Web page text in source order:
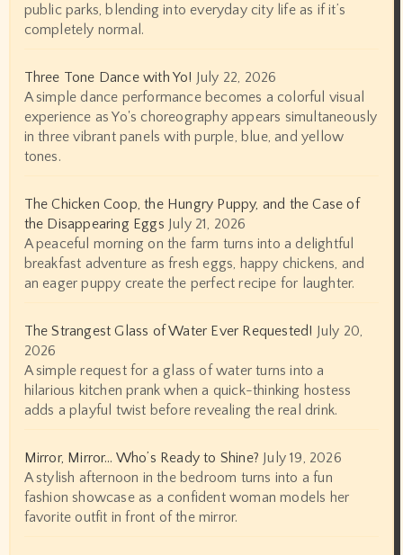
public parks, blending into everyday city life as if it’s
completely normal.
Three Tone Dance with Yo! July 22, 2026
A simple dance performance becomes a colorful visual
experience as Yo's choreography appears simultaneously
in three vibrant panels with purple, blue, and yellow
tones.
The Chicken Coop, the Hungry Puppy, and the Case of
the Disappearing Eggs July 21, 2026
A peaceful morning on the farm turns into a delightful
breakfast adventure as fresh eggs, happy chickens, and
an eager puppy create the perfect recipe for laughter.
The Strangest Glass of Water Ever Requested! July 20,
2026
A simple request for a glass of water turns into a
hilarious kitchen prank when a quick-thinking hostess
adds a playful twist before revealing the real drink.
Mirror, Mirror… Who’s Ready to Shine? July 19, 2026
A stylish afternoon in the bedroom turns into a fun
fashion showcase as a confident woman models her
favorite outfit in front of the mirror.